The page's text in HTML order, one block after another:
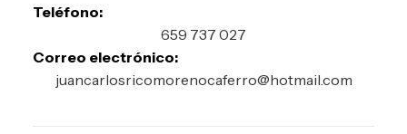
Teléfono:
659 737 027
Correo electrónico:
juancarlosricomorenocaferro@hotmail.com